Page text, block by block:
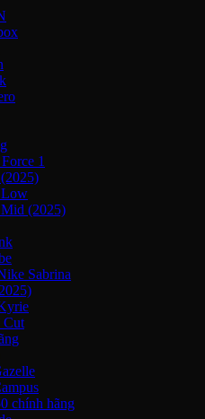
1
Low
(2025)
Sabrina
Cut
chính hãng